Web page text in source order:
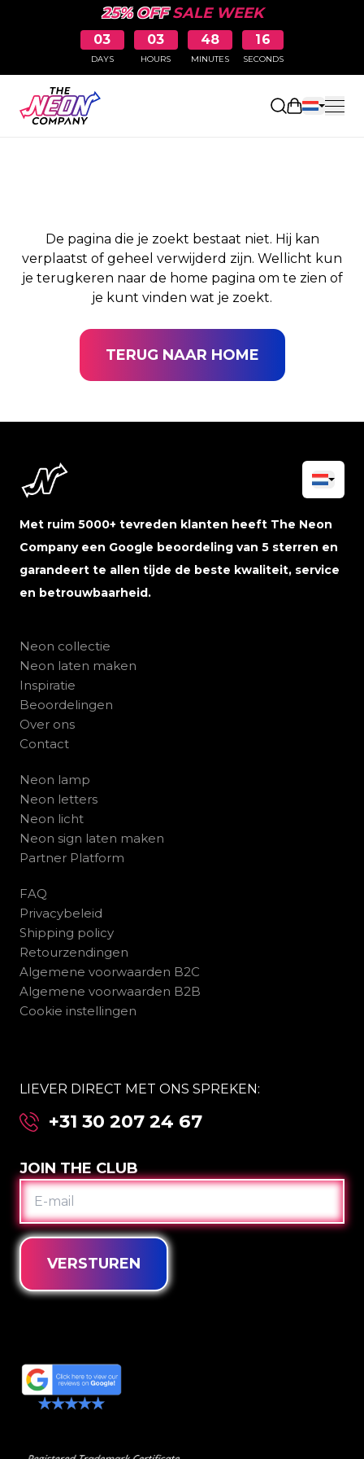
25% OFFSALE WEEK
03
DAYS
03
HOURS
48
MINUTES
16
SECONDS
PAGINA NIET
De pagina die je zoekt bestaat niet. Hij kan
verplaatst of geheel verwijderd zijn. Wellicht kun
je terugkeren naar de home pagina om te zien of
je kunt vinden wat je zoekt.
TERUG NAAR HOME
Met ruim 5000+ tevreden klanten heeft The Neon
Company een Google beoordeling van 5 sterren en
garandeert te allen tijde de beste kwaliteit, service
en betrouwbaarheid.
Neon collectie
Neon laten maken
Inspiratie
Beoordelingen
Over ons
Contact
Neon lamp
Neon letters
Neon licht
Neon sign laten maken
Partner Platform
FAQ
Privacybeleid
Shipping policy
Retourzendingen
Algemene voorwaarden B2C
Algemene voorwaarden B2B
Cookie instellingen
LIEVER DIRECT MET ONS SPREKEN:
+31 30 207 24 67
JOIN THE CLUB
E-
MAIL
VERSTUREN